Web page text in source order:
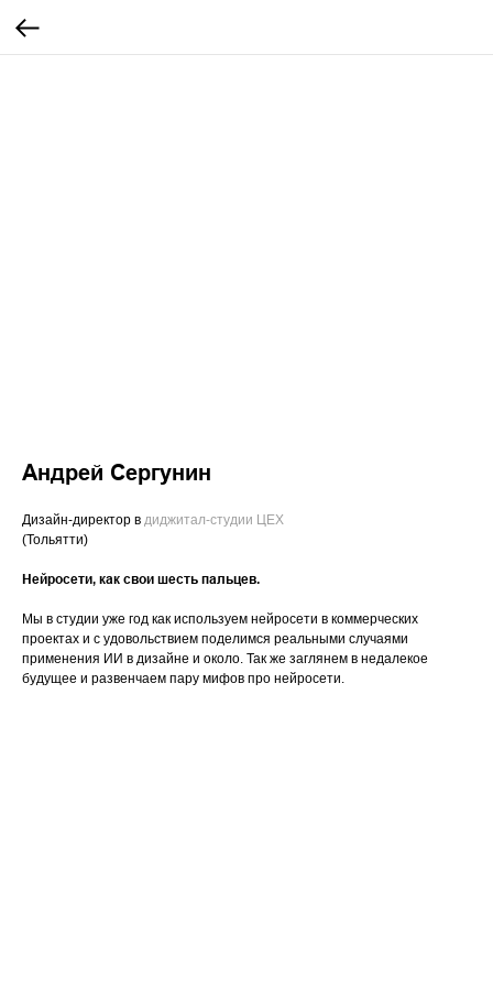
Андрей Сергунин
Дизайн-директор в диджитал-студии ЦЕХ
(Тольятти)
Нейросети, как свои шесть пальцев.
Мы в студии уже год как используем нейросети в коммерческих
проектах и с удовольствием поделимся реальными случаями
применения ИИ в дизайне и около. Так же заглянем в недалекое
будущее и развенчаем пару мифов про нейросети.